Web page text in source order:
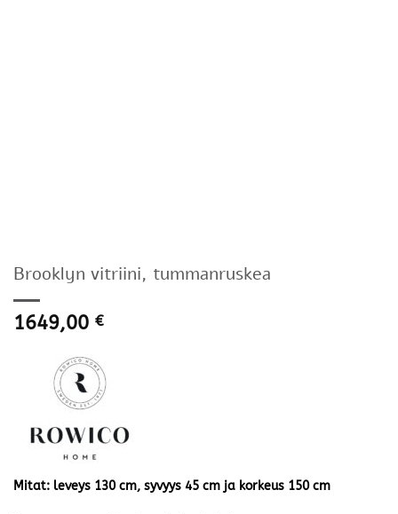
Brooklyn vitriini, tummanruskea
1649,00 €
Mitat: leveys 130 cm, syvyys 45 cm ja korkeus 150 cm